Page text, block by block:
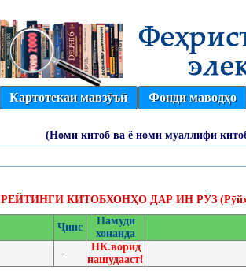
Картотекаи мавзӯъӣ Фонди маводҳо
(Номи китоб ва ё номи муаллифи
РЕЙТИНГИ КИТОБХОНҲО ДАР ИН РӮЗ
Ҷинс
Намуди
хонанда
-
НК.ворид
нашудааст!